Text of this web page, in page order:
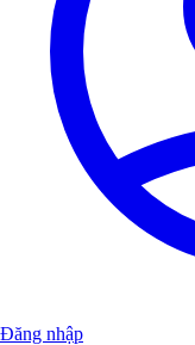
Đăng nhập